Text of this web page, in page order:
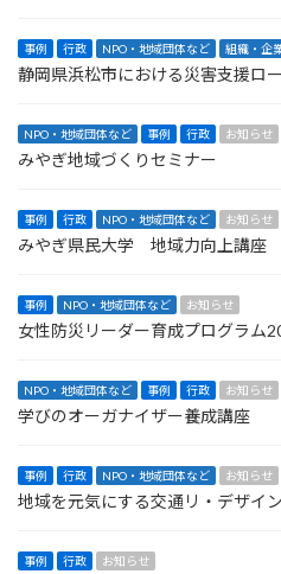
事例 行政 NPO・地域団体など 組織・企
静岡県浜松市における災害支援ロ
NPO・地域団体など 事例 行政 お知らせ
みやぎ地域づくりセミナー
事例 行政 NPO・地域団体など お知らせ
みやぎ県民大学 地域力向上講座
事例 NPO・地域団体など お知らせ
女性防災リーダー育成プログラム
NPO・地域団体など 事例 行政 お知らせ
学びのオーガナイザー養成講座
事例 行政 NPO・地域団体など お知らせ
地域を元気にする交通リ・デザイ
事例 行政 お知らせ